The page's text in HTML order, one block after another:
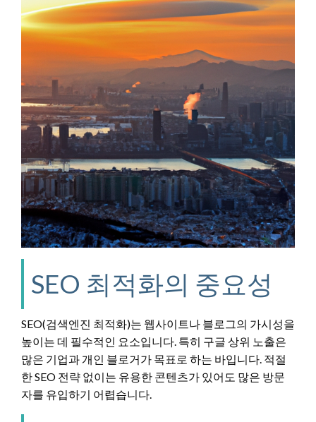
SEO 최적화의 중요성
SEO(검색엔진 최적화)는 웹사이트나 블로그의 가시성을
높이는 데 필수적인 요소입니다. 특히 구글 상위 노출은
많은 기업과 개인 블로거가 목표로 하는 바입니다. 적절
한 SEO 전략 없이는 유용한 콘텐츠가 있어도 많은 방문
자를 유입하기 어렵습니다.